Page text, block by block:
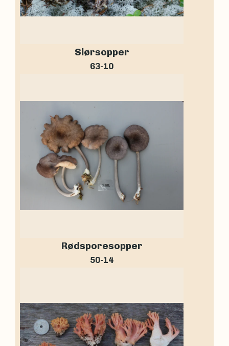
Slørsopper
63-10
Rødsporesopper
50-14